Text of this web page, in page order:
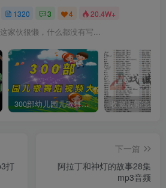
1320 3 4 20.4W+
这家伙很懒，什么都没有写...
300部幼儿园儿歌舞蹈视频大合集
打
下一篇
阿拉丁和神灯的故事28集
mp3音频